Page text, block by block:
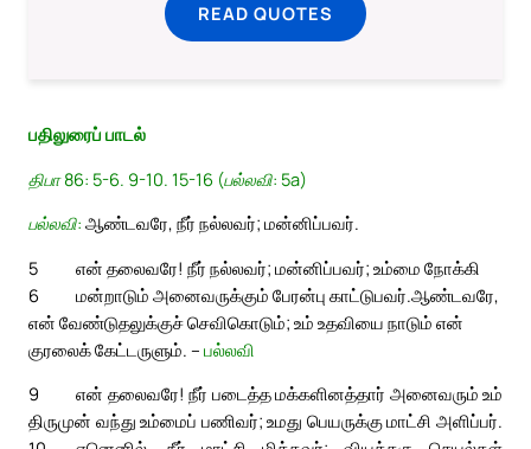
READ QUOTES
பதிலுரைப் பாடல்
திபா 86: 5-6. 9-10. 15-16 (பல்லவி: 5a)
பல்லவி: ஆண்டவரே, நீர் நல்லவர்; மன்னிப்பவர்.
5
என் தலைவரே! நீர் நல்லவர்; மன்னிப்பவர்; உம்மை நோக்கி
மன்றாடும் அனைவருக்கும் பேரன்பு காட்டுபவர்.
6
ஆண்டவரே,
என் வேண்டுதலுக்குச் செவிகொடும்; உம் உதவியை நாடும் என்
குரலைக் கேட்டருளும். – பல்லவி
9
என் தலைவரே! நீர் படைத்த மக்களினத்தார் அனைவரும் உம்
திருமுன் வந்து உம்மைப் பணிவர்; உமது பெயருக்கு மாட்சி அளிப்பர்.